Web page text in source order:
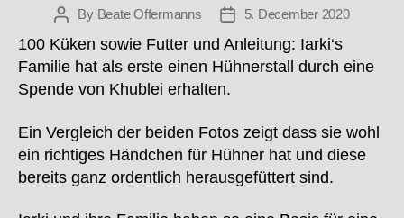
Post
author
By Beate Offermanns
Post
date
5. December 2020
100 Küken sowie Futter und Anleitung: Iarki‘s
Familie hat als erste einen Hühnerstall durch eine
Spende von Khublei erhalten.
Ein Vergleich der beiden Fotos zeigt dass sie wohl
ein richtiges Händchen für Hühner hat und diese
bereits ganz ordentlich herausgefüttert sind.